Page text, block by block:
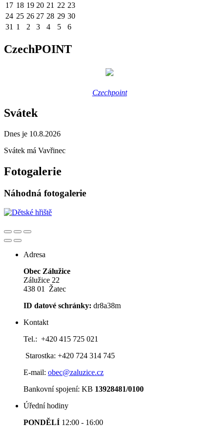
17 18 19 20 21 22 23
24 25 26 27 28 29 30
31 1 2 3 4 5 6
CzechPOINT
Czechpoint
Svátek
Dnes je 10.8.2026
Svátek má Vavřinec
Fotogalerie
Náhodná fotogalerie
Adresa
Obec Zálužice
Zálužice 22
438 01 Žatec
ID datové schránky: dr8a38m
Kontakt
Tel.: +420 415 725 021
Starostka: +420 724 314 745
E-mail: obec@zaluzice.cz
Bankovní spojení: KB 13928481/0100
Úřední hodiny
PONDĚLÍ 12:00 - 16:00